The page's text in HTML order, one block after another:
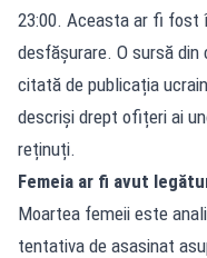
23:00. Aceasta ar fi fost
desfășurare. O sursă din
citată de publicația
descriși drept ofițeri ai
reținuți.
Femeia ar fi avut
Moartea femeii este
tentativa de asasinat